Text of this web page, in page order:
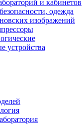
и кабинетов
одежда
изображений
устройства